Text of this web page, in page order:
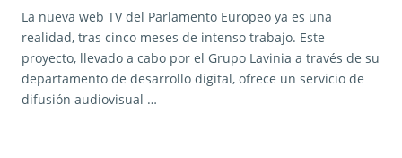
La nueva web TV del Parlamento Europeo ya es una
realidad, tras cinco meses de intenso trabajo. Este
proyecto, llevado a cabo por el Grupo Lavinia a través de su
departamento de desarrollo digital, ofrece un servicio de
difusión audiovisual …